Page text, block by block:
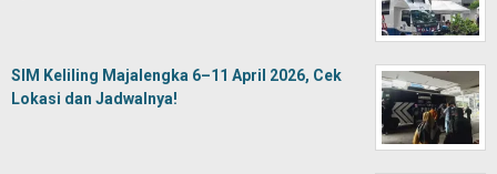
SIM Keliling Majalengka 6–11 April 2026, Cek
Lokasi dan Jadwalnya!